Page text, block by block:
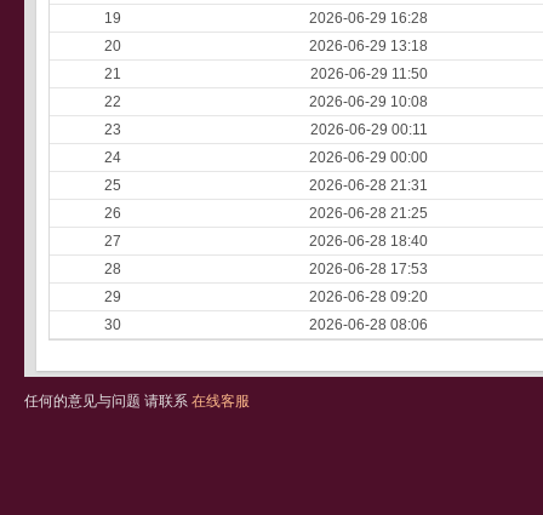
19
2026-06-29 16:28
20
2026-06-29 13:18
21
2026-06-29 11:50
22
2026-06-29 10:08
23
2026-06-29 00:11
24
2026-06-29 00:00
25
2026-06-28 21:31
26
2026-06-28 21:25
27
2026-06-28 18:40
28
2026-06-28 17:53
29
2026-06-28 09:20
30
2026-06-28 08:06
任何的意见与问题 请联系 在线客服